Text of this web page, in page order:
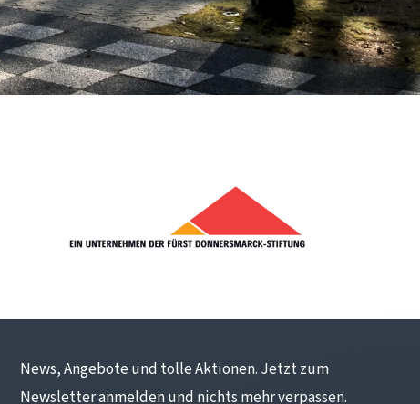
News, Angebote und tolle Aktionen. Jetzt zum
Newsletter anmelden und nichts mehr verpassen.